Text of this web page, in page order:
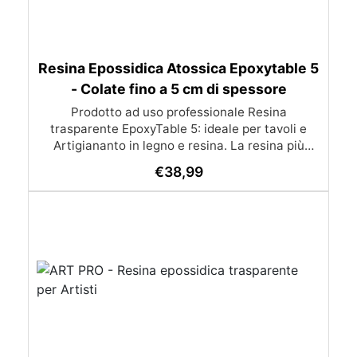
Resina Epossidica Atossica Epoxytable 5
- Colate fino a 5 cm di spessore
Prodotto ad uso professionale Resina
trasparente EpoxyTable 5: ideale per tavoli e
Artigiananto in legno e resina. La resina più
perfetta per colate di alto spessore fino a 5 cm.
Applicazioni Principali: Realizzazione di tavoli in
monete, pietre, ecc) Colate riempitive in
spessore dentro stampi e cassaforme
Caratteristiche principali: ✅ Bassissima
€38,99